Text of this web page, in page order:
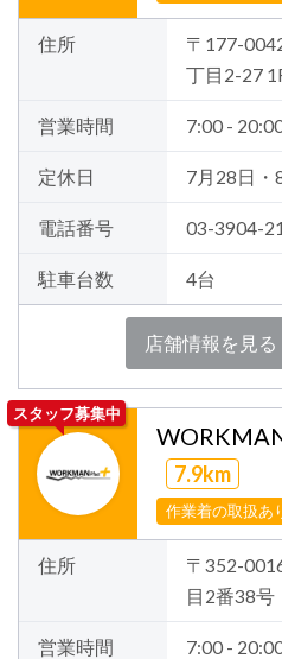
住所
〒177-
丁目2-27
営業時間 7:00 -
定休日 7月28日・
電話番号 03-3904-
駐車台数 4台
店舗情報を見る
スタッフ募集中
7.9km
作業着の取扱あ
住所
〒352-
目2番38号
営業時間 7:00 -